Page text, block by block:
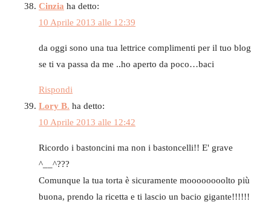
Cinzia ha detto:
10 Aprile 2013 alle 12:39
da oggi sono una tua lettrice complimenti per il tuo blog
se ti va passa da me ..ho aperto da poco…baci
Rispondi
Lory B. ha detto:
10 Aprile 2013 alle 12:42
Ricordo i bastoncini ma non i bastoncelli!! E' grave
^__^???
Comunque la tua torta è sicuramente moooooooolto più
buona, prendo la ricetta e ti lascio un bacio gigante!!!!!!